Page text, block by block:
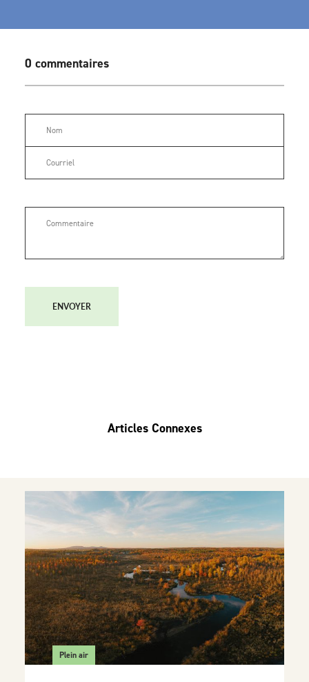
0 commentaires
ENVOYER
Articles Connexes
Plein air